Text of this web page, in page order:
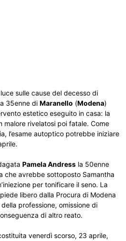
sulle cause del decesso di
35enne di Maranello (Modena)
estetico eseguito in casa: la
malore rivelatosi poi fatale. Come
l’esame autoptico potrebbe iniziare
Pamela Andress la 50enne
che avrebbe sottoposto Samantha
per tonificare il seno. La
libero dalla Procura di Modena
professione, omissione di
di altro reato.
venerdì scorso, 23 aprile,